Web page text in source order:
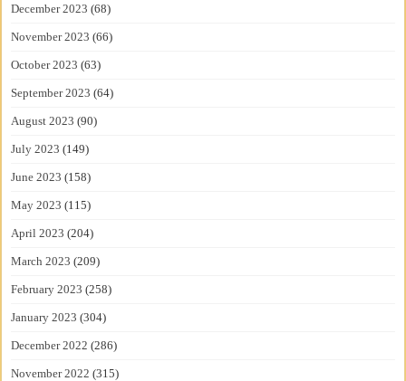
December 2023 (68)
November 2023 (66)
October 2023 (63)
September 2023 (64)
August 2023 (90)
July 2023 (149)
June 2023 (158)
May 2023 (115)
April 2023 (204)
March 2023 (209)
February 2023 (258)
January 2023 (304)
December 2022 (286)
November 2022 (315)